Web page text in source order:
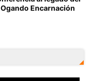
Encarnación